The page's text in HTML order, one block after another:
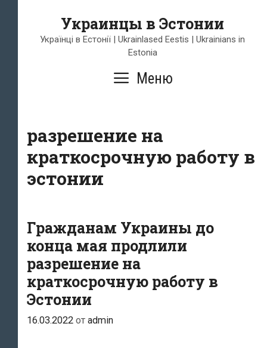
содержимому
Украинцы в Эстонии
Українці в Естонії | Ukrainlased Eestis | Ukrainians in
Estonia
Меню
разрешение на
краткосрочную работу в
эстонии
Гражданам Украины до
конца мая продлили
разрешение на
краткосрочную работу в
Эстонии
16.03.2022 от admin